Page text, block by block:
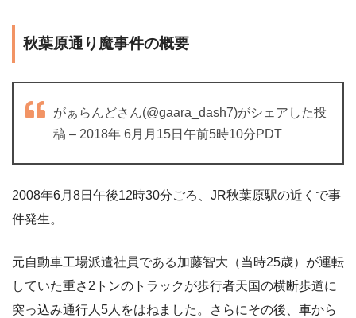
秋葉原通り魔事件の概要
がぁらんどさん(@gaara_dash7)がシェアした投
稿 – 2018年 6月月15日午前5時10分PDT
2008年6月8日午後12時30分ごろ、JR秋葉原駅の近くで事
件発生。
元自動車工場派遣社員である加藤智大（当時25歳）が運転
していた重さ2トンのトラックが歩行者天国の横断歩道に
突っ込み通行人5人をはねました。さらにその後、車から